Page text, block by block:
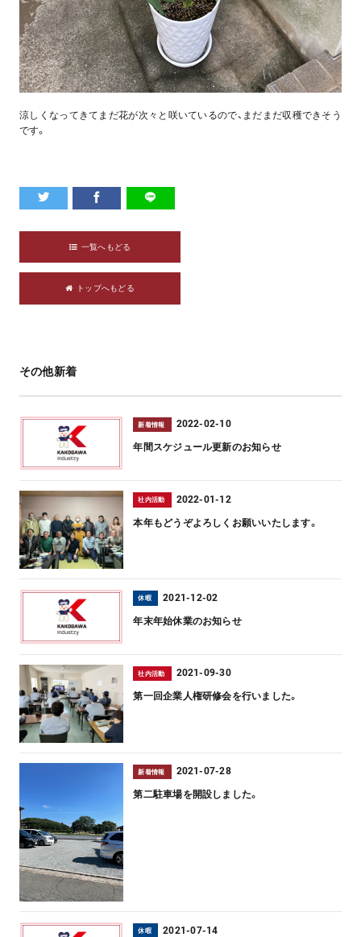
涼しくなってきてまだ花が次々と咲いているので、まだまだ収穫できそう
です。
一覧へもどる
トップへもどる
その他新着
新着情報 2022-02-10
年間スケジュール更新のお知らせ
社内活動 2022-01-12
本年もどうぞよろしくお願いいたします。
休暇 2021-12-02
年末年始休業のお知らせ
社内活動 2021-09-30
第一回企業人権研修会を行いました。
新着情報 2021-07-28
第二駐車場を開設しました。
休暇 2021-07-14